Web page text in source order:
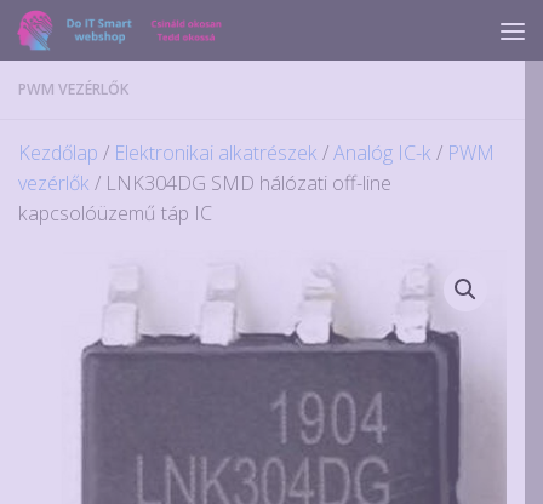
Skip to content
PWM VEZÉRLŐK
Kezdőlap / Elektronikai alkatrészek /Analóg IC-k / PWM
vezérlők / LNK304DG SMD hálózati off-line
kapcsolóüzemű táp IC